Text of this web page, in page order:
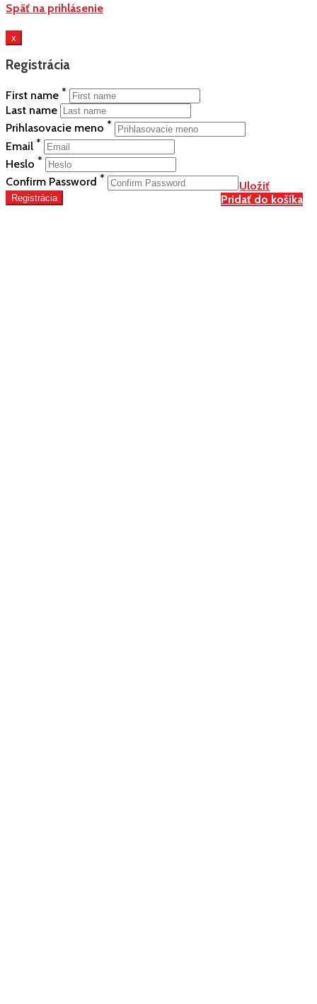
Uložiť
Pridať do košíka
Späť na prihlásenie
x
Registrácia
First name *
Last name
Prihlasovacie meno *
Email *
Heslo *
Confirm Password *
Registrácia